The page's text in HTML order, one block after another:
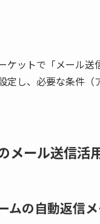
ケットで「メール送
定し、必要な条件（
ール送信活
ムの自動返信